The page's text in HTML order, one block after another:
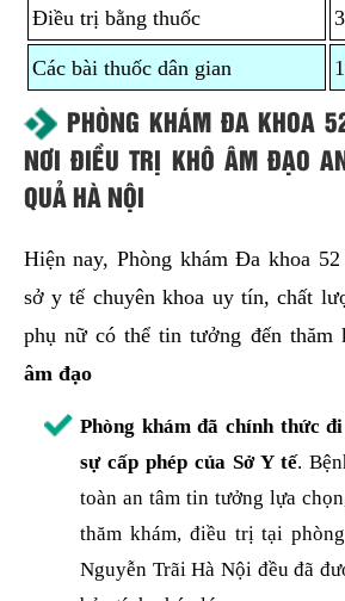
Điều trị bằng thuốc
Các bài thuốc dân gian
PHÒNG KHÁM ĐA KHOA
NƠI ĐIỀU TRỊ KHÔ ÂM ĐẠO
QUẢ HÀ NỘI
Hiện nay, Phòng khám Đa khoa
sở y tế chuyên khoa uy tín, chất
phụ nữ có thể tin tưởng đến
âm đạo
Phòng khám đã chính thức
sự cấp phép của Sở Y tế.
toàn an tâm tin tưởng lựa
thăm khám, điều trị tại
Nguyễn Trãi Hà Nội đều đã